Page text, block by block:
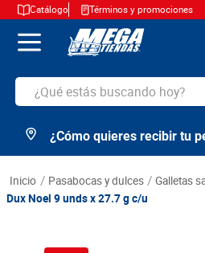
Catálogo Términos y promociones
¿Qué estás buscando hoy?
TÉRMINOS MÁS BUSCADOS
2 .
arroz
4.
cafe
¿Cómo quieres recibir tu
pasabocas y dulces galletas
Dux Noel 9 unds x 27.7 g c/u